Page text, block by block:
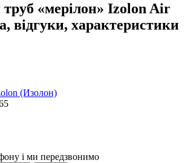
труб «мерілон» Izolon Air
відгуки, характеристики
(Изолон)
і ми передзвонимо